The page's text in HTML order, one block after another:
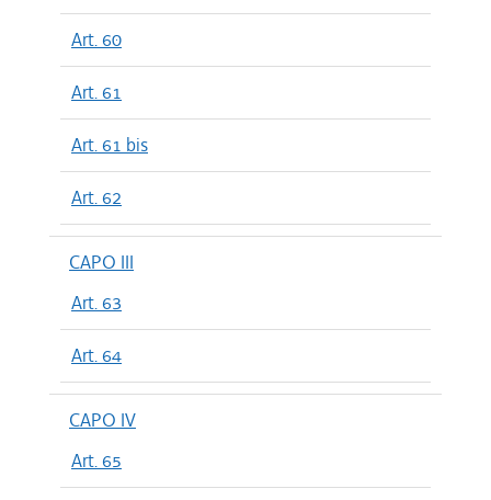
Art. 60
Art. 61
Art. 61 bis
Art. 62
CAPO III
Art. 63
Art. 64
CAPO IV
Art. 65